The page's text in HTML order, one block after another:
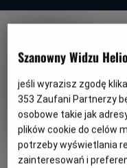
OBSERWUJ
tytuł
The
Czas
trwania
154 min
Szanowny Widzu
jeśli wyrazisz zgodę
353 Zaufani Partnerzy
osobowe takie jak
plików cookie do celów
potrzeby wyświetlania
zainteresowań i